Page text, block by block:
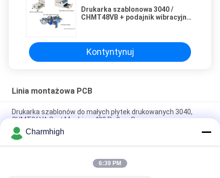
Drukarka szablonowa 3040 /
CHMT48VB + podajnik wibracyjny,
Kontyntynuj
Linia montażowa PCB
Drukarka szablonów do małych płytek drukowanych 3040,
CHMT36VA Smt Machine, 420 Reflow Oven
Drukarka szablonowa 3040 / CHMT48VB + podajnik wibracyjny,
linia montażowa SMT PCB / piec rozpływowy BRT-420
4 głowice SMT Chip Mounter Wzornik Drukowanie T962C
Charmhigh
6:39 PM